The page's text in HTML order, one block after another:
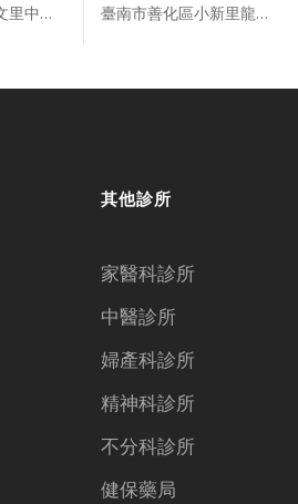
臺南市善化區光文里中山路２９４號 臺南市善化區小新里龍目井路４７８號２樓
其他診所
家醫科診所
中醫診所
婦產科診所
精神科診所
不分科診所
健保藥局